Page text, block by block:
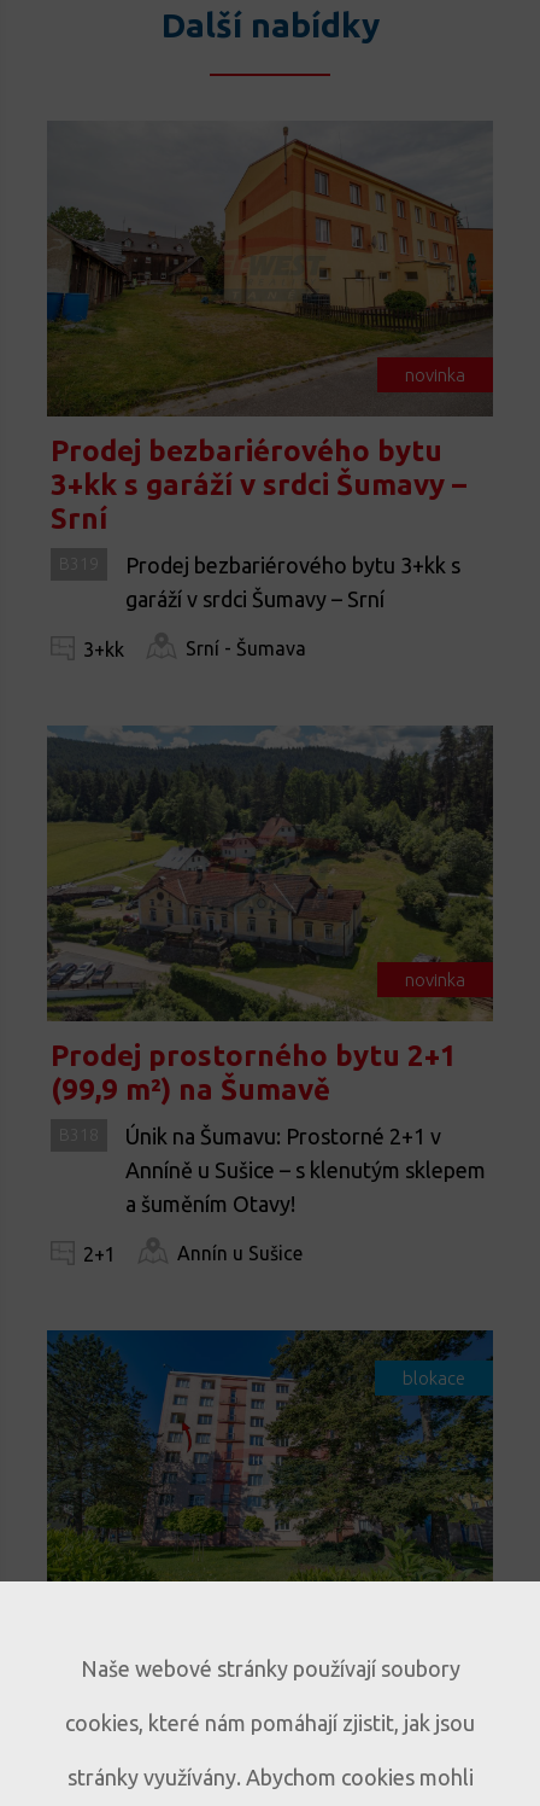
Další nabídky
novinka
Prodej bezbariérového bytu
3+kk s garáží v srdci Šumavy –
Srní
Prodej bezbariérového bytu 3+kk s
garáží v srdci Šumavy – Srní
3+kk Srní - Šumava
novinka
Prodej prostorného bytu 2+1
(99,9 m²) na Šumavě
Únik na Šumavu: Prostorné 2+1 v
Anníně u Sušice – s klenutým sklepem
a šuměním Otavy!
2+1 Annín u Sušice
blokace
Světlý byt 3+1 s lodžií a
Sušici
B317
Prodej bytu 3+1 s lodžií a
Naše webové stránky používají soubory
cookies, které nám pomáhají zjistit, jak jsou
stránky využívány. Abychom cookies mohli